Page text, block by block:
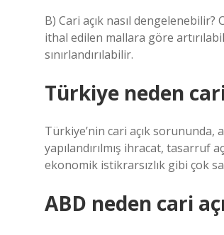
B) Cari açık nasıl
ithal edilen mallara göre
sınırlandırılabilir.
Türkiye neden
Türkiye’nin cari açık sorununda,
yapılandırılmış ihracat, tasarruf
ekonomik istikrarsızlık gibi çok
ABD neden cari